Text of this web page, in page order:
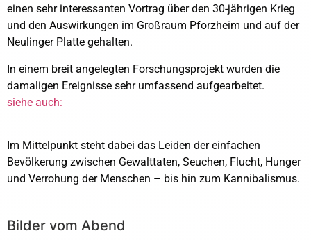
einen sehr interessanten Vortrag über den 30-jährigen Krieg
und den Auswirkungen im Großraum Pforzheim und auf der
Neulinger Platte gehalten.
In einem breit angelegten Forschungsprojekt wurden die
damaligen Ereignisse sehr umfassend aufgearbeitet.
siehe auch:
Im Mittelpunkt steht dabei das Leiden der einfachen
Bevölkerung zwischen Gewalttaten, Seuchen, Flucht, Hunger
und Verrohung der Menschen – bis hin zum Kannibalismus.
Bilder vom Abend